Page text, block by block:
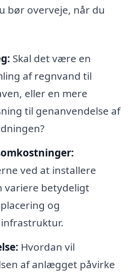
bør overveje, når du
Skal det være en
af regnvand til
eller en mere
til genanvendelse af
ved at installere
variere betydeligt
og
Hvordan vil
af anlægget påvirke